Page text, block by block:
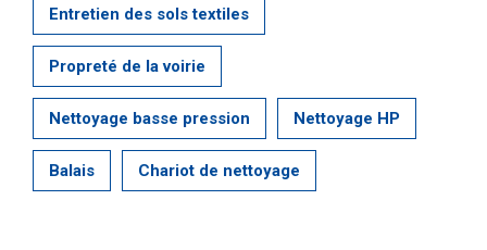
Entretien des sols textiles
Propreté de la voirie
Nettoyage basse pression Nettoyage HP
Balais Chariot de nettoyage